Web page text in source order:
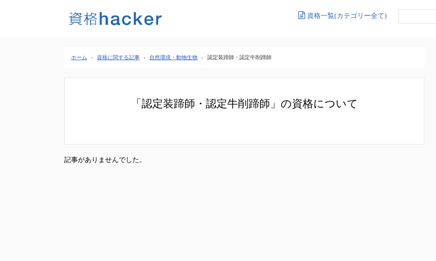
資格一覧(カテゴリー全て)
ホーム › 資格に関する記事 › 自然環境・動物生物 › 認定装蹄師・認定牛削蹄師
「認定装蹄師・認定牛削蹄師」の資格について
記事がありませんでした。